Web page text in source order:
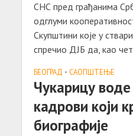
СНС пред грађанима
одглуми
Скупштини које у
спречио ДЈБ да, као
БЕОГРАД • САОПШТЕЊE
Чукарицу
кадрови који
биографије